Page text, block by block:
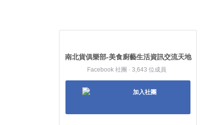
南北貨俱樂部-美食廚藝生活資訊交流天地
Facebook 社團 · 3,643 位成員
加入社團